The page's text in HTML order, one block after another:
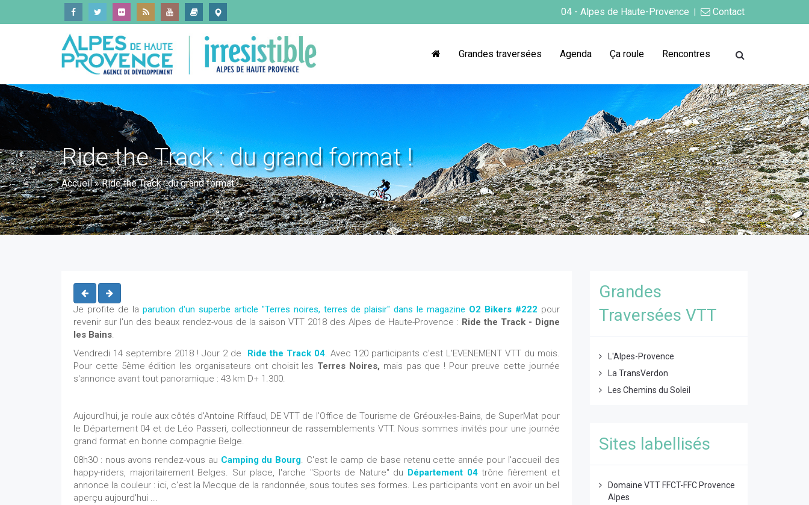
04 - Alpes de Haute-Provence Contact
Grandes traversées Agenda Ça roule Rencontres
Ride the Track : du grand format !
Accueil»Ride the Track : du grand format !
Je profite de la parution d'un superbe article "Terres noires, terres de plaisir" dans le magazine O2 Bikers #222 pour
revenir sur l'un des beaux rendez-vous de la saison VTT 2018 des Alpes de Haute-Provence : Ride the Track - Digne
les Bains.
Vendredi 14 septembre 2018 ! Jour 2 de Ride the Track 04. Avec 120 participants c'est L'EVENEMENT VTT du mois.
Pour cette 5ème édition les organisateurs ont choisit les Terres Noires, mais pas que ! Pour preuve cette journée
s'annonce avant tout panoramique : 43 km D+ 1.300.
Aujourd'hui, je roule aux côtés d'Antoine Riffaud, DE VTT de l’Office de Tourisme de Gréoux-les-Bains, de SuperMat pour
le Département 04 et de Léo Passeri, collectionneur de rassemblements VTT. Nous sommes invités pour une journée
grand format en bonne compagnie Belge.
08h30 : nous avons rendez-vous au Camping du Bourg. C'est le camp de base retenu cette année pour l'accueil des
happy-riders, majoritairement Belges. Sur place, l'arche "Sports de Nature" du Département 04trône fièrement et
annonce la couleur : ici, c'est la Mecque de la randonnée, sous toutes ses formes. Les participants vont en avoir un bel
aperçu aujourd'hui ...
Grandes
Traversées VTT
L'Alpes-Provence
La TransVerdon
Les Chemins du Soleil
Sites labellisés
Domaine VTT FFCT-FFC Provence
Alpes